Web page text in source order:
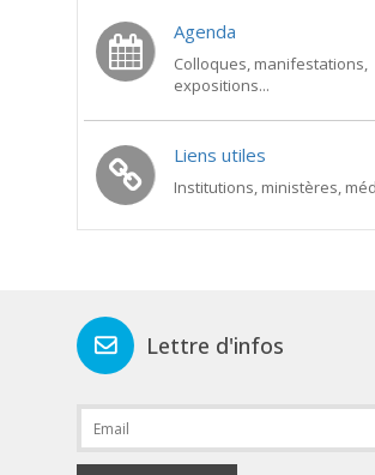
Agenda
Colloques, manifestations,
expositions...
Liens utiles
Institutions, ministères,
Lettre d'infos